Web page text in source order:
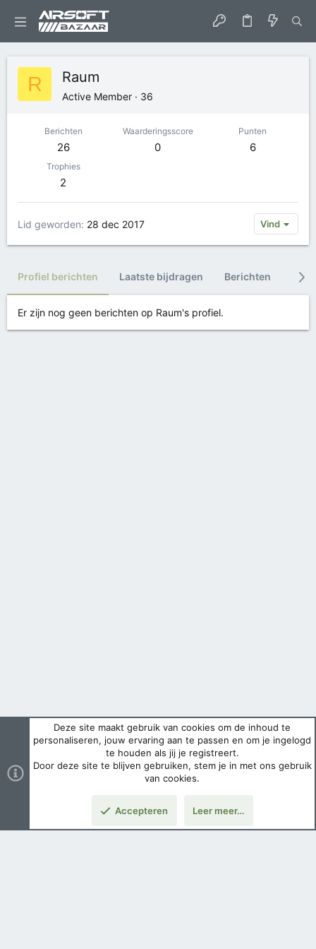
R Raum
Active Member · 36
Berichten
26
Waarderingsscore
0
Punten
6
Trophies
2
Lid geworden 28 dec 2017 Vind
Profiel berichten Laatste bijdragen Berichten
Er zijn nog geen berichten op Raum's profiel.
Deze site maakt gebruik van cookies om de inhoud te
personaliseren, jouw ervaring aan te passen en om je ingelogd
te houden als jij je registreert.
Door deze site te blijven gebruiken, stem je in met ons gebruik
van cookies.
Accepteren Leer meer…